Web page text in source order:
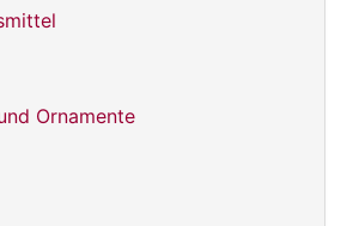
Ornamente